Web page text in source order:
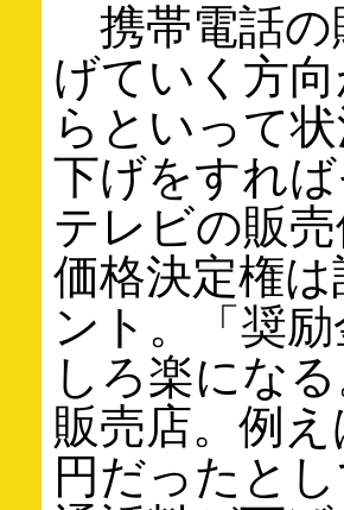
携帯電話の
げていく方
らといって
下げをすれ
テレビの販
価格決定権
ント。「奨
しろ楽にな
販売店。例
円だったと